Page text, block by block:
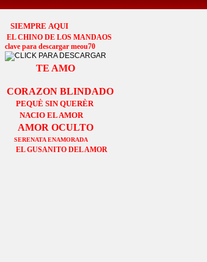
SIEMPRE AQUI
EL CHINO DE LOS MANDAOS
clave para descargar meou70
TE AMO
CORAZON BLINDADO
PEQUÈ SIN QUERÈR
NACIO EL AMOR
AMOR OCULTO
SERENATA ENAMORADA
EL GUSANITO DEL AMOR